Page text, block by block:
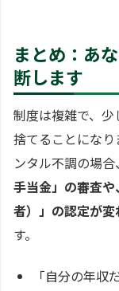
まとめ：あ
断します
制度は複雑で、
捨てることにな
ンタル不調の場合、
手当金」の審査
者）」の認定が変
す。
「自分の年収